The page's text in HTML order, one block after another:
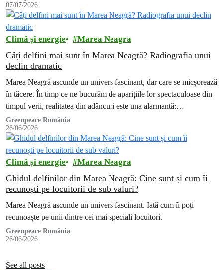
07/07/2026
Climă și energie Marea Neagra
Câți delfini mai sunt în Marea Neagră? Radiografia unui
declin dramatic
Marea Neagră ascunde un univers fascinant, dar care se micșorează
în tăcere. În timp ce ne bucurăm de aparițiile lor spectaculoase din
timpul verii, realitatea din adâncuri este una alarmantă:…
Greenpeace România
26/06/2026
Climă și energie Marea Neagra
Ghidul delfinilor din Marea Neagră: Cine sunt și cum îi
recunoști pe locuitorii de sub valuri?
Marea Neagră ascunde un univers fascinant. Iată cum îi poți
recunoaște pe unii dintre cei mai speciali locuitori.
Greenpeace România
26/06/2026
See all posts